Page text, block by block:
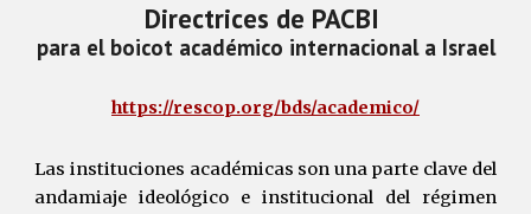
Directrices de PACBI
para el boicot académico internacional a Israel
https://rescop.org/bds/academico/
Las instituciones académicas son una parte clave del
andamiaje ideológico e institucional del régimen